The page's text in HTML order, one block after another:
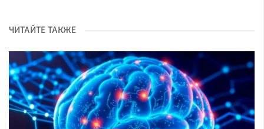
ЧИТАЙТЕ ТАКЖЕ